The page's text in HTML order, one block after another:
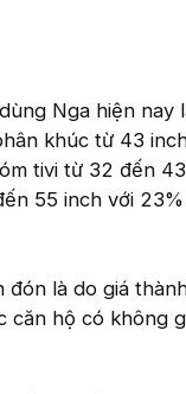
Nga hiện nay
khúc từ 43
tivi từ 32 đến
55 inch với
đón là do giá
căn hộ có không